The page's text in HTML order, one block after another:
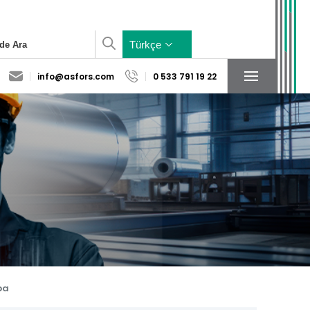
Sosyal Medya
Hesaplarımız
Konum
Türkçe
info@asfors.com 0 533 791 19 22